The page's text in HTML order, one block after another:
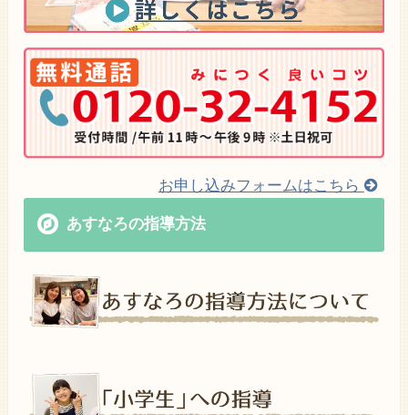
お申し込みフォームはこちら
あすなろの指導方法